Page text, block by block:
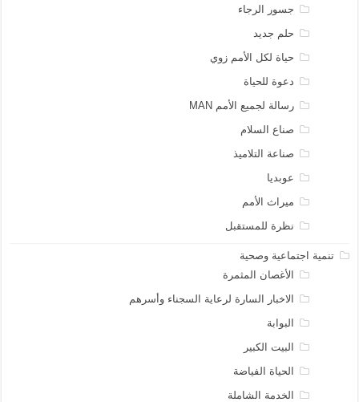
جسور الرجاء
حلم جديد
حياة لكل الأمم زوي
دعوة للحياة
رسالة لجميع الأمم MAN
صناع السلام
صناعة التلاميذ
عوبديا
ميراث الأمم
نظرة للمستقبل
تنمية اجتماعية وصحية
الأغصان المثمرة
الاخبار السارة لرعاية السجناء وأسرهم
البوابة
البيت الكبير
الحياة الفياضة
الخدمة الشاملة